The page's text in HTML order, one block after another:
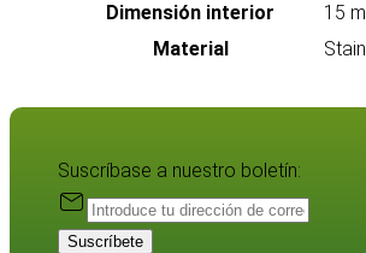
Dimensión interior
15
Material
Suscríbase a nuestro boletín:
Suscríbete